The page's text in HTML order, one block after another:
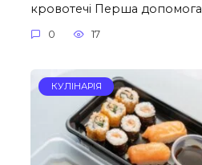
кровотечі Перша допомога
0 17
КУЛІНАРІЯ